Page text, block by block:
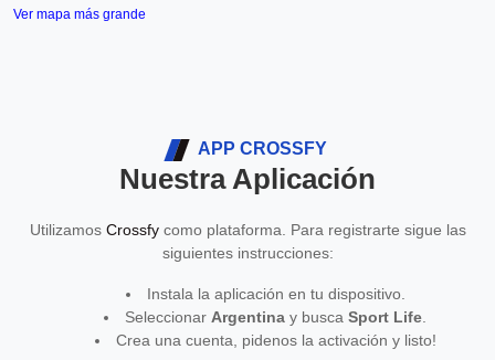
Ver mapa más grande
APP CROSSFY
Nuestra Aplicación
Utilizamos Crossfycomo plataforma. Para registrarte sigue las
siguientes instrucciones:
Instala la aplicación en tu dispositivo.
Seleccionar Argentina y busca Sport Life
Crea una cuenta, pidenos la activación y listo!